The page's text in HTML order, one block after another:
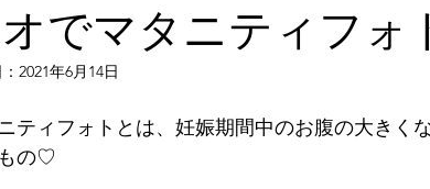
でマタニティフォ
2021年6月14日
ティフォトとは、妊娠期間中のお腹の大きく
の♡